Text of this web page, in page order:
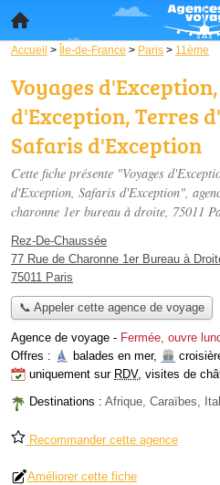
Accueil > Île-de-France > Paris > 11ème
Voyages
d'Exception, Terres
Safaris d'Exception
Cette fiche présente "Voyages
d'Exception, Safaris d'Exception",
charonne 1er bureau à droite, 75011
Rez-De-Chaussée
77 Rue de Charonne 1er Bureau à
75011 Paris
📞 Appeler cette agence de voyage
Agence de voyage - Fermée, ouvre
Offres :
balades en mer,
uniquement sur RDV, visites de
Destinations : Afrique, Caraïbes,
Recommander cette agence
Améliorer cette fiche